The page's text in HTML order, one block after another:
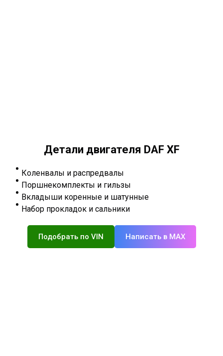
Детали двигателя DAF XF
Коленвалы и распредвалы
Поршнекомплекты и гильзы
Вкладыши коренные и шатунные
Набор прокладок и сальники
Подобрать по VIN Написать в MAX